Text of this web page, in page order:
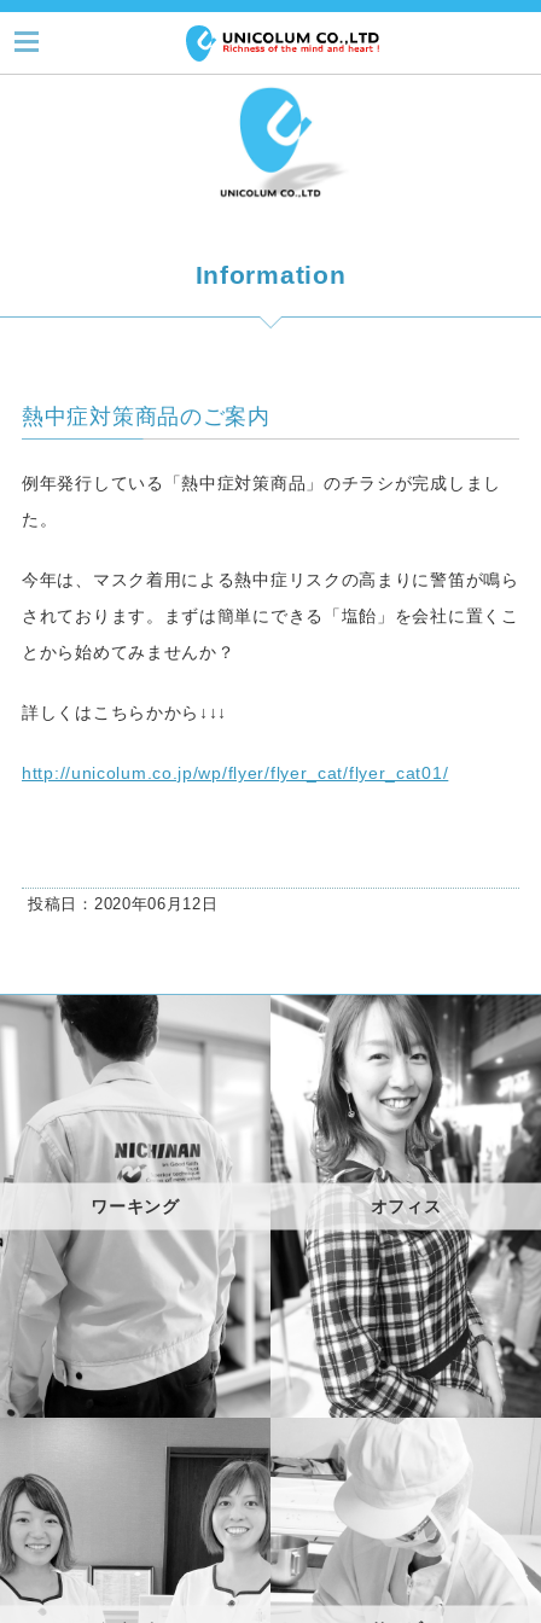
Information
熱中症対策商品のご案内
例年発行している「熱中症対策商品」のチラシが完成しまし
た。
今年は、マスク着用による熱中症リスクの高まりに警笛が鳴ら
されております。まずは簡単にできる「塩飴」を会社に置くこ
とから始めてみませんか？
詳しくはこちらかから↓↓↓
http://unicolum.co.jp/wp/flyer/flyer_cat/flyer_cat01/
投稿日：2020年06月12日
ワーキング オフィス